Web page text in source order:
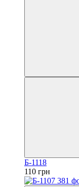
Б-1118
110 грн